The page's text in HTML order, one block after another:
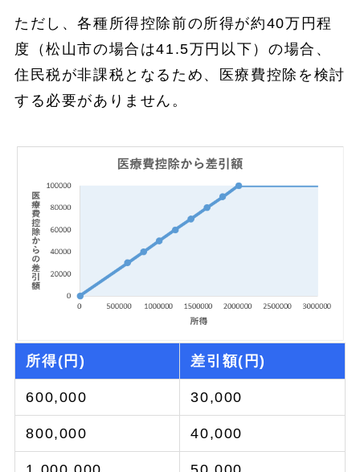
ただし、各種所得控除前の所得が約40万円程
度（松山市の場合は41.5万円以下）の場合、
住民税が非課税となるため、医療費控除を検討
する必要がありません。
所得(円) 差引額(円)
600,000 30,000
800,000 40,000